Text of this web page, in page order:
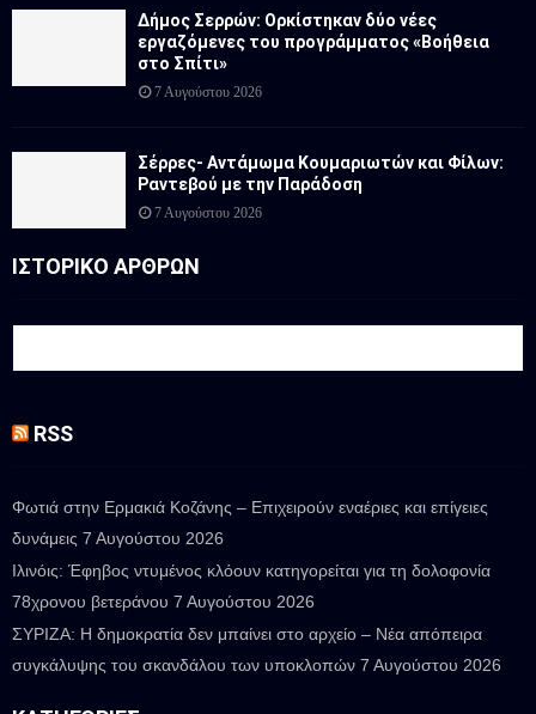
Δήμος Σερρών: Ορκίστηκαν δύο νέες
εργαζόμενες του προγράμματος «Βοήθεια
στο Σπίτι»
7 Αυγούστου 2026
Σέρρες- Αντάμωμα Κουμαριωτών και Φίλων:
Ραντεβού με την Παράδοση
7 Αυγούστου 2026
ΙΣΤΟΡΙΚΟ ΑΡΘΡΩΝ
RSS
Φωτιά στην Ερμακιά Κοζάνης – Επιχειρούν εναέριες και επίγειες
δυνάμεις 7 Αυγούστου 2026
Ιλινόις: Έφηβος ντυμένος κλόουν κατηγορείται για τη δολοφονία
78χρονου βετεράνου 7 Αυγούστου 2026
ΣΥΡΙΖΑ: Η δημοκρατία δεν μπαίνει στο αρχείο – Νέα απόπειρα
συγκάλυψης του σκανδάλου των υποκλοπών 7 Αυγούστου 2026